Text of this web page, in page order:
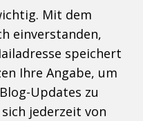
Mit dem
einverstanden,
speichert
Ihre Angabe, um
Updates zu
jederzeit von